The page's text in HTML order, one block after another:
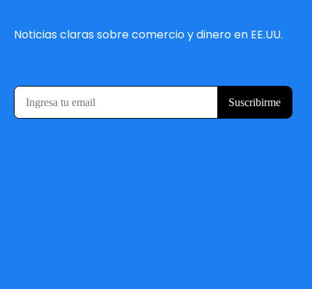
Noticias claras sobre comercio y dinero en EE.UU.